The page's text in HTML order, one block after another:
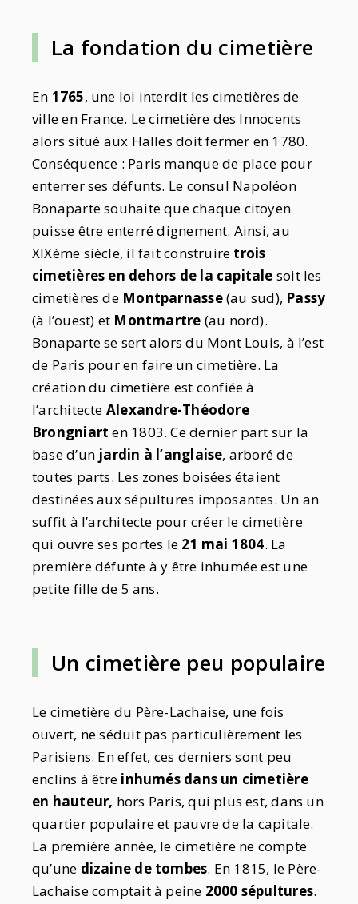
La fondation du cimetière
En 1765, une loi interdit les cimetières de
ville en France. Le cimetière des Innocents
alors situé aux Halles doit fermer en 1780.
Conséquence : Paris manque de place pour
enterrer ses défunts. Le consul Napoléon
Bonaparte souhaite que chaque citoyen
puisse être enterré dignement. Ainsi, au
XIXème siècle, il fait construire trois
cimetières en dehors de la capitale soit les
cimetières de Montparnasse(au sud), Passy
(à l’ouest) et Montmartre (au nord).
Bonaparte se sert alors du Mont Louis, à l’est
de Paris pour en faire un cimetière. La
création du cimetière est confiée à
l’architecte Alexandre-Théodore
Brongniart en 1803. Ce dernier part sur la
base d’un jardin à l’anglaise, arboré de
toutes parts. Les zones boisées étaient
destinées aux sépultures imposantes. Un an
suffit à l’architecte pour créer le cimetière
qui ouvre ses portes le 21 mai 1804. La
première défunte à y être inhumée est une
petite fille de 5 ans.
Un cimetière peu populaire
Le cimetière du Père-Lachaise, une fois
ouvert, ne séduit pas particulièrement les
Parisiens. En effet, ces derniers sont peu
enclins à être inhumés dans un cimetière
en hauteur, hors Paris, qui plus est, dans un
quartier populaire et pauvre de la capitale.
La première année, le cimetière ne compte
qu’une dizaine de tombes. En 1815, le Père-
Lachaise comptait à peine 2000 sépultures.